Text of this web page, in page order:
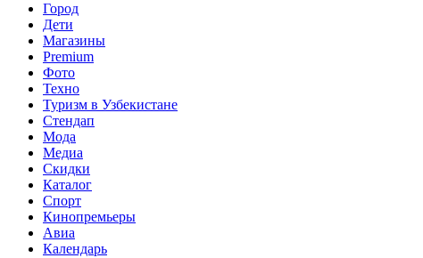
Город
Дети
Магазины
Premium
Фото
Техно
Туризм в Узбекистане
Стендап
Мода
Медиа
Скидки
Каталог
Спорт
Кинопремьеры
Авиа
Календарь